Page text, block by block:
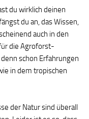
du wirklich deinen
du an, das Wissen,
auch in den
die Agroforst-
schon Erfahrungen
in dem tropischen
der Natur sind überall